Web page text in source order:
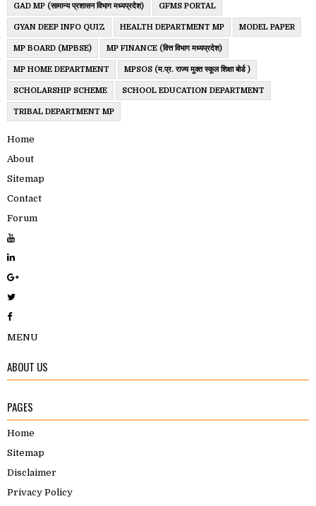
GAD MP (सामान्य प्रशासन विभाग मध्यप्रदेश) GFMS PORTAL
GYAN DEEP INFO QUIZ HEALTH DEPARTMENT MP MODEL PAPER
MP BOARD (MPBSE) MP FINANCE (वित्त विभाग मध्यप्रदेश)
MP HOME DEPARTMENT MPSOS (म.प्र. राज्य मुक्त स्कूल शिक्षा बोर्ड )
SCHOLARSHIP SCHEME SCHOOL EDUCATION DEPARTMENT
TRIBAL DEPARTMENT MP
Home
About
Sitemap
Contact
Forum
MENU
ABOUT US
PAGES
Home
Sitemap
Disclaimer
Privacy Policy